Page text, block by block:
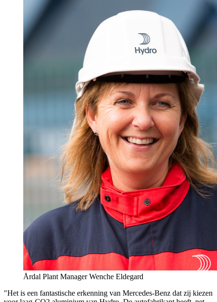
Årdal Plant Manager Wenche Eldegard
"Het is een fantastische erkenning van Mercedes-Benz dat zij kiezen